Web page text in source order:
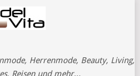
Herrenmode, Beauty, Living,
Reisen und mehr...